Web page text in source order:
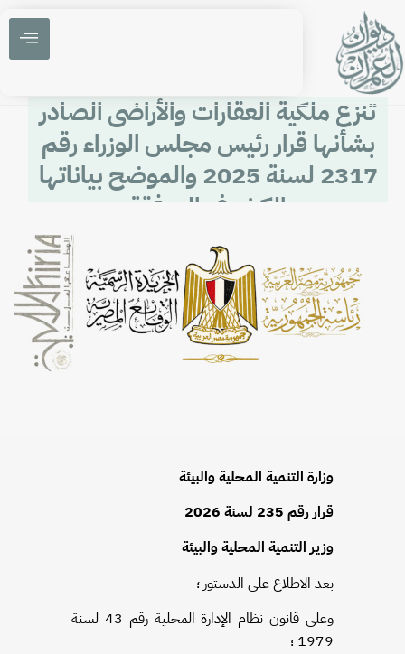
تنزع ملكية العقارات والأراضى الصادر
بشأنها قرار رئيس مجلس الوزراء رقم
2317 لسنة 2025 والموضح بياناتها
بالكشوف المرفقة.
وزارة التنمية المحلية والبيئة
قرار رقم 235 لسنة 2026
وزير التنمية المحلية والبيئة
بعد الاطلاع على الدستور ؛
وعلى قانون نظام الإدارة المحلية رقم 43 لسنة
1979 ؛